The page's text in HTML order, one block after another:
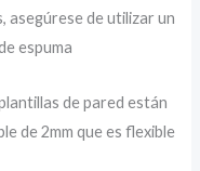
asegúrese de utilizar un
espuma
de pared están
de 2mm que es flexible